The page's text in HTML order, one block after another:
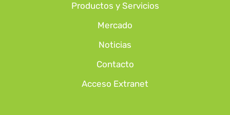
Productos y Servicios
Mercado
Noticias
Contacto
Acceso Extranet